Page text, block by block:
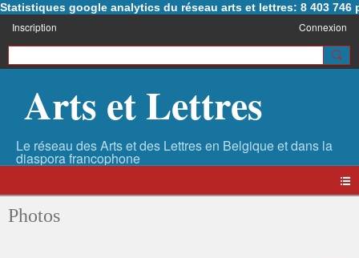
Statistiques google analytics du réseau arts et lettres: 8 403 746
Inscription Connexion
Arts et Lettres
Photos